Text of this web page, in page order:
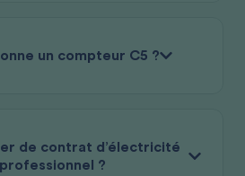
un compteur C5 ?
de contrat d’électricité
professionnel ?